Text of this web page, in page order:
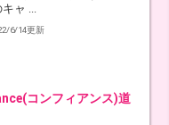
ャ ...
6/14更新
コンフィアンス)道